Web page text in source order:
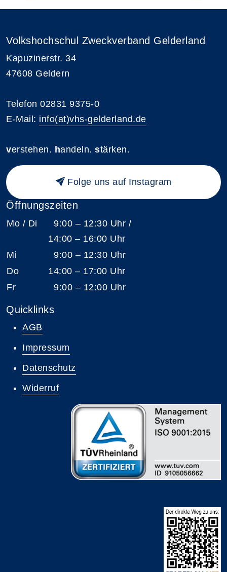
Volkshochschul Zweckverband Gelderland
Kapuzinerstr. 34
47608 Geldern
Telefon 02831 9375-0
E-Mail: info(at)vhs-gelderland.de
verstehen. handeln. stärken.
Folge uns auf Instagram
Öffnungszeiten
Mo / Di
9:00 – 12:30 Uhr /
14:00 – 16:00 Uhr
Mi
9:00 – 12:30 Uhr
Do
14:00 – 17:00 Uhr
Fr
9:00 – 12:00 Uhr
Quicklinks
AGB
Impressum
Datenschutz
Widerruf